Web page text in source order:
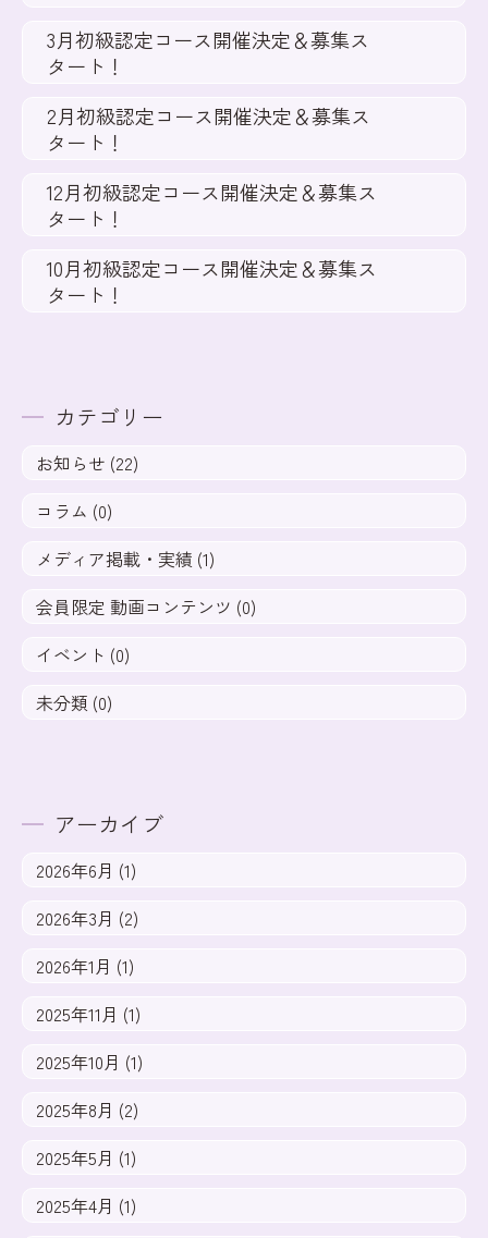
3月初級認定コース開催決定＆募集ス
タート！
2月初級認定コース開催決定＆募集ス
タート！
12月初級認定コース開催決定＆募集ス
タート！
10月初級認定コース開催決定＆募集ス
タート！
カテゴリー
お知らせ (22)
コラム (0)
メディア掲載・実績 (1)
会員限定 動画コンテンツ (0)
イベント (0)
未分類 (0)
アーカイブ
2026年6月 (1)
2026年3月 (2)
2026年1月 (1)
2025年11月 (1)
2025年10月 (1)
2025年8月 (2)
2025年5月 (1)
2025年4月 (1)